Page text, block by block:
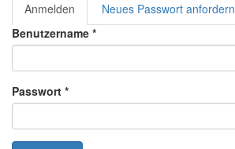
Haupt-Reiter
Anmelden (aktiver
Reiter)
Neues Passwort anfordern
Benutzername *
Passwort *